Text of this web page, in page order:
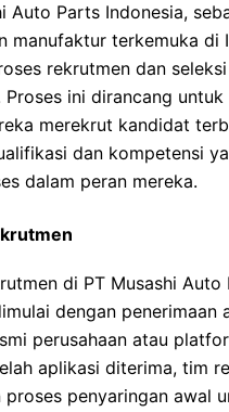
Auto Parts Indonesia,
manufaktur terkemuka di
rekrutmen dan
ini dirancang untuk
merekrut kandidat
dan kompetensi
dalam peran mereka.
di PT Musashi Auto
dengan penerimaan
perusahaan atau
aplikasi diterima, tim
proses penyaringan awal